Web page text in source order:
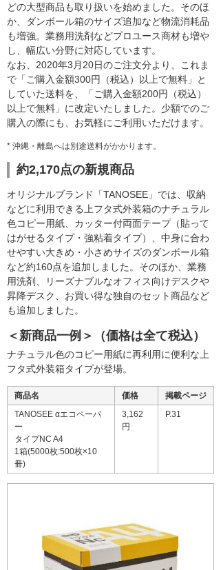
どの大型商品も取り扱いを始めました。そのほ
か、ダンボール箱のサイズ追加など物流消耗品
も増強。業務用洗剤などプロユース商材も増や
し、幅広い分野に対応しています。
なお、2020年3月20日のご注文分より、これま
で「ご購入金額300円（税込）以上で無料」と
していた送料を、「ご購入金額200円（税込）
以上で無料」に改定いたしました。少額でのご
購入の際にも、お気軽にご利用いただけます。
* 沖縄・離島へは別途送料がかかります。
約2,170点の新規商品
オリジナルブランド「TANOSEE」では、収納
などに利用できる上フタ式外装箱のナチュラル
色コピー用紙、カッター付両面テープ（貼って
はがせるタイプ・強粘着タイプ）、中身に合わ
せやすい大きめ・小さめサイズのダンボール箱
など約160点を追加しました。そのほか、業務
用洗剤、リーズナブルなオフィス向けデスクや
昇降デスク、お買い得な独自のセット商品など
も追加しました。
＜新商品一例＞（価格は全て税込）
ナチュラル色のコピー用紙に再利用に便利な上
フタ式外装箱タイプが登場。
商品名 価格
掲載ページ
TANOSEE αエコペーパ
ー
タイプNC A4
1箱(5000枚:500枚×10
冊)
3,162
円
P.31